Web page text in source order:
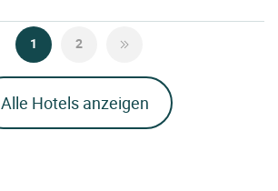
1 2
Alle Hotels anzeigen